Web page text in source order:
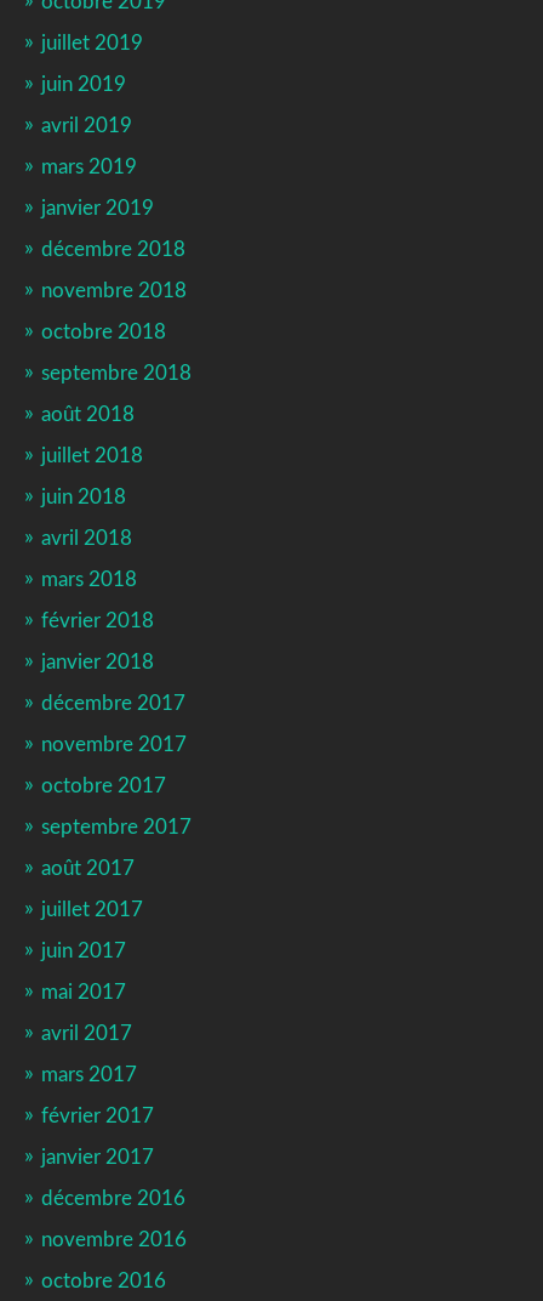
juillet 2019
juin 2019
avril 2019
mars 2019
janvier 2019
décembre 2018
novembre 2018
octobre 2018
septembre 2018
août 2018
juillet 2018
juin 2018
avril 2018
mars 2018
février 2018
janvier 2018
décembre 2017
novembre 2017
octobre 2017
septembre 2017
août 2017
juillet 2017
juin 2017
mai 2017
avril 2017
mars 2017
février 2017
janvier 2017
décembre 2016
novembre 2016
octobre 2016